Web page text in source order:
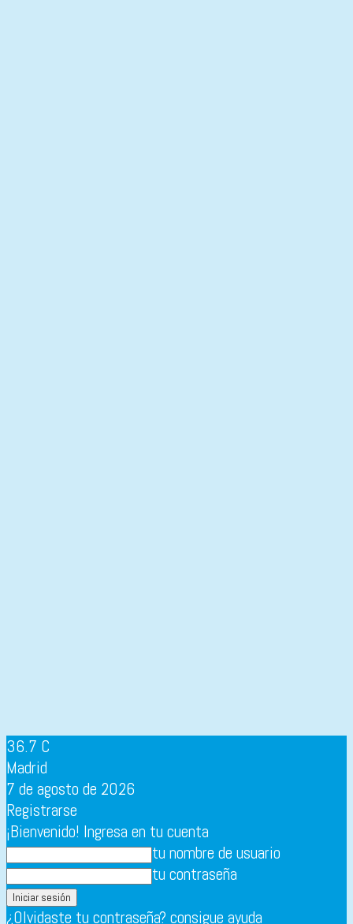
36.7 C
Madrid
7 de agosto de 2026
Registrarse
¡Bienvenido! Ingresa en tu cuenta
tu nombre de usuario
tu contraseña
¿Olvidaste tu contraseña? consigue ayuda